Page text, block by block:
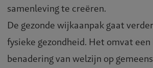
samenleving te creëren.
De gezonde wijkaanpak gaat
fysieke gezondheid. Het omvat
benadering van welzijn op